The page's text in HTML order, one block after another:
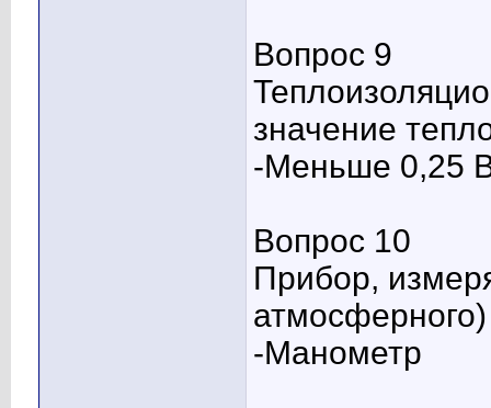
Вопрос 9
значение
-Меньше 0,25
Вопрос 10
Прибор,
-Манометр